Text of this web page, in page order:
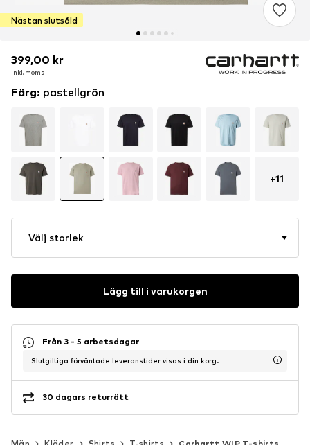
Nästan slutsåld
399,00 kr
inkl. moms
399,00 kr
inkl. moms
Färg: pastellgrön
+11
Välj storlek
Lägg till i varukorgen
Från 3 - 5 arbetsdagar
Slutgiltiga förväntade leveranstider visas i din korg.
30 dagars returrätt